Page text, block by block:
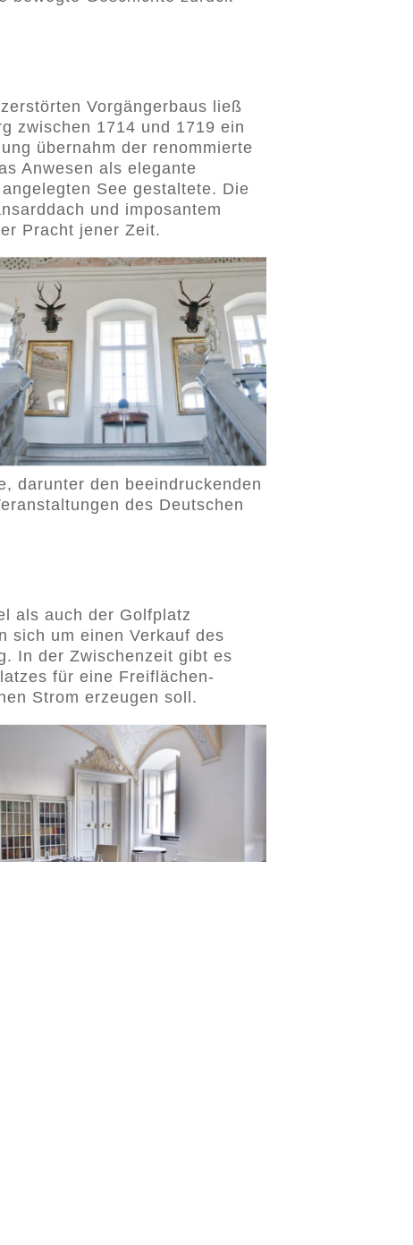
Vorgängerbaus ließ
zwischen 1714 und 1719 ein
übernahm der renommierte
Anwesen als elegante
See gestaltete. Die
und imposantem
Pracht jener Zeit.
darunter den beeindruckenden
des Deutschen
als auch der Golfplatz
sich um einen Verkauf des
In der Zwischenzeit gibt es
für eine Freiflächen-
Strom erzeugen soll.